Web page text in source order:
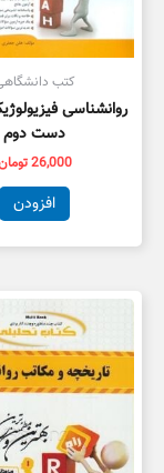
کتب
روانشناسی
دست دوم
26,000
افزودن